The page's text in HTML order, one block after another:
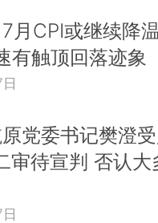
月CPI或继续降温
有触顶回落迹象
党委书记樊澄
审待宣判 否认大